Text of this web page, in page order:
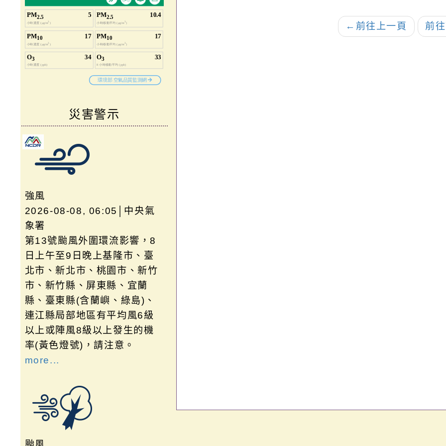
災害警示
強風
2026-08-08, 06:05│中央氣
象署
第13號颱風外圍環流影響，8
日上午至9日晚上基隆市、臺
北市、新北市、桃園市、新竹
市、新竹縣、屏東縣、宜蘭
縣、臺東縣(含蘭嶼、綠島)、
連江縣局部地區有平均風6級
以上或陣風8級以上發生的機
率(黃色燈號)，請注意。
more...
← 前往上一頁 前